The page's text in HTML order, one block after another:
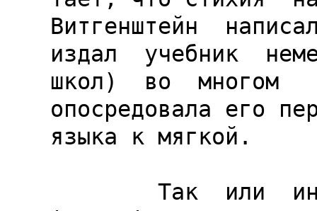
Витгенштейн
издал  учебник
школ)  во  многом
опосредовала его
языка к мягкой.